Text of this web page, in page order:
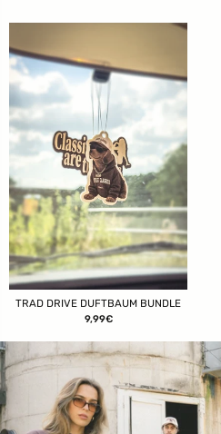
TRAD DRIVE DUFTBAUM BUNDLE
9,99€